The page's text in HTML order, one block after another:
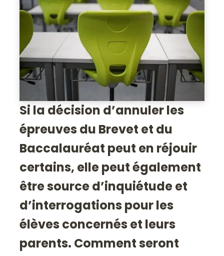
Si la décision d’annuler les
épreuves du Brevet et du
Baccalauréat peut en réjouir
certains, elle peut également
être source d’inquiétude et
d’interrogations pour les
élèves concernés et leurs
parents. Comment seront